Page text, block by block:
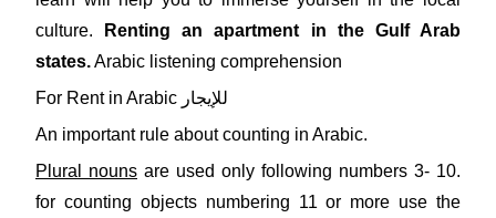
culture.
Renting an apartment in the Gulf Arab
states.Arabic listening comprehension
For Rent in Arabic للإيجار
An important rule about counting in Arabic.
Plural nouns are used only following numbers 3- 10.
for counting objects numbering 11 or more use the